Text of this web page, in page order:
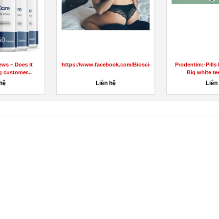
Optimal Keto ACV Gummies
66đ
Iron Men CBD
[Updated
1đ